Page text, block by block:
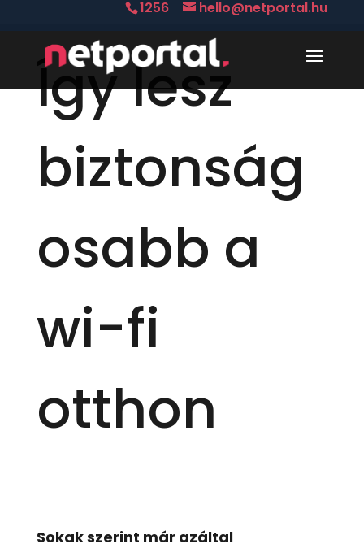
1256 hello@netportal.hu
Így lesz
biztonság
osabb a
wi-fi
otthon
Sokak szerint már azáltal